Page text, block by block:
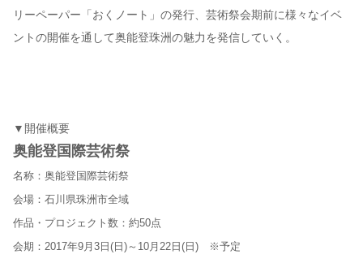
リーペーパー「おくノート」の発行、芸術祭会期前に様々なイベ
ントの開催を通して奥能登珠洲の魅力を発信していく。
▼開催概要
奥能登国際芸術祭
名称：奥能登国際芸術祭
会場：石川県珠洲市全域
作品・プロジェクト数：約50点
会期：2017年9月3日(日)～10月22日(日) ※予定